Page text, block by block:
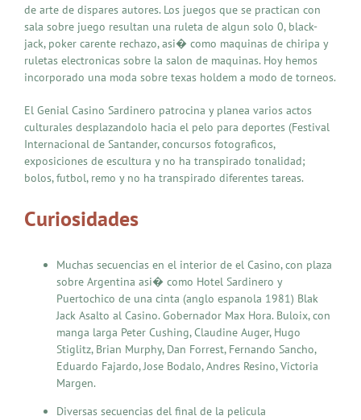
de arte de dispares autores. Los juegos que se practican con
sala sobre juego resultan una ruleta de algun solo 0, black-
jack, poker carente rechazo, asi� como maquinas de chiripa y
ruletas electronicas sobre la salon de maquinas. Hoy hemos
incorporado una moda sobre texas holdem a modo de torneos.
El Genial Casino Sardinero patrocina y planea varios actos
culturales desplazandolo hacia el pelo para deportes (Festival
Internacional de Santander, concursos fotograficos,
exposiciones de escultura y no ha transpirado tonalidad;
bolos, futbol, remo y no ha transpirado diferentes tareas.
Curiosidades
Muchas secuencias en el interior de el Casino, con plaza
sobre Argentina asi� como Hotel Sardinero y
Puertochico de una cinta (anglo espanola 1981) Blak
Jack Asalto al Casino. Gobernador Max Hora. Buloix, con
manga larga Peter Cushing, Claudine Auger, Hugo
Stiglitz, Brian Murphy, Dan Forrest, Fernando Sancho,
Eduardo Fajardo, Jose Bodalo, Andres Resino, Victoria
Margen.
Diversas secuencias del final de la pelicula